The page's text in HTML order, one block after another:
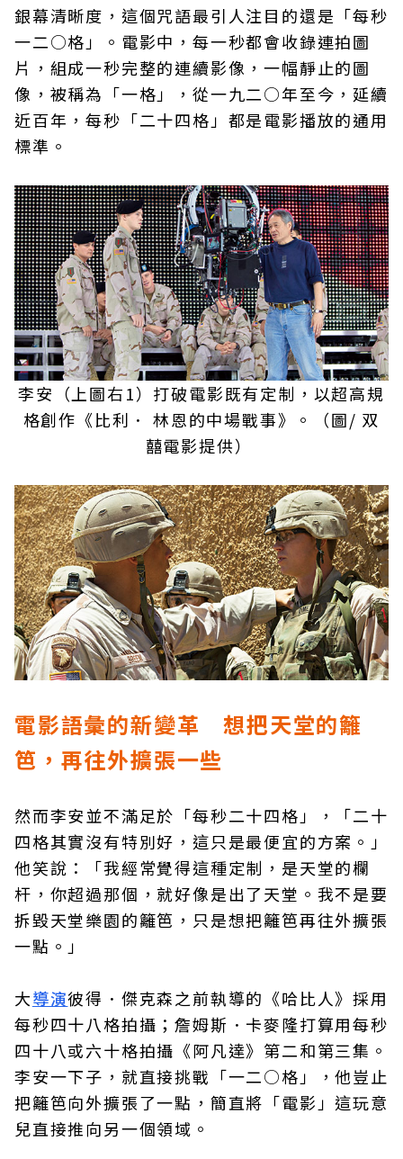
銀幕清晰度，這個咒語最引人注目的還是「每秒
一二○格」。電影中，每一秒都會收錄連拍圖
片，組成一秒完整的連續影像，一幅靜止的圖
像，被稱為「一格」，從一九二○年至今，延續
近百年，每秒「二十四格」都是電影播放的通用
標準。
李安（上圖右1）打破電影既有定制，以超高規
格創作《比利． 林恩的中場戰事》。（圖/ 双
囍電影提供）
電影語彙的新變革 想把天堂的籬
笆，再往外擴張一些
然而李安並不滿足於「每秒二十四格」，「二十
四格其實沒有特別好，這只是最便宜的方案。」
他笑說：「我經常覺得這種定制，是天堂的欄
杆，你超過那個，就好像是出了天堂。我不是要
拆毀天堂樂園的籬笆，只是想把籬笆再往外擴張
一點。」
大導演彼得．傑克森之前執導的《哈比人》採用
每秒四十八格拍攝；詹姆斯．卡麥隆打算用每秒
四十八或六十格拍攝《阿凡達》第二和第三集。
李安一下子，就直接挑戰「一二○格」，他豈止
把籬笆向外擴張了一點，簡直將「電影」這玩意
兒直接推向另一個領域。